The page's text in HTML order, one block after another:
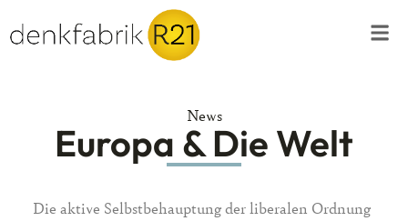
News
Europa & Die Welt
Die aktive Selbstbehauptung der liberalen Ordnung